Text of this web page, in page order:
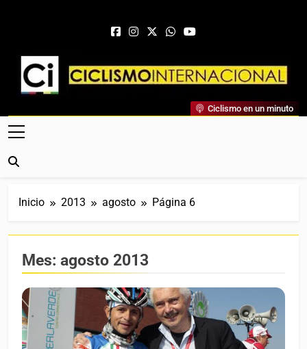
Ciclismo Internacional
Web Dedicada Al Ciclismo Mundial. Entrevistas, Análisis,
Crónicas, Previas Y Más. La Web Ciclista De Referencia.
Ciclismo en un minuto
Inicio 2013 agosto Página 6
Mes: agosto 2013